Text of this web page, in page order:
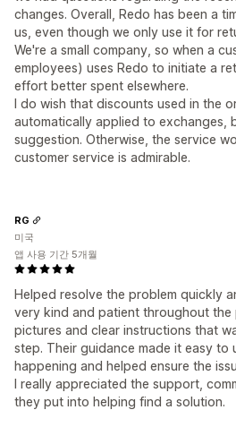
changes. Overall, Redo has been a
us, even though we only use it for
We're a small company, so when a
employees) uses Redo to initiate a
effort better spent elsewhere.
I do wish that discounts used in the
automatically applied to exchanges,
suggestion. Otherwise, the service
customer service is admirable.
Helped resolve the problem quickly
very kind and patient throughout
pictures and clear instructions that
step. Their guidance made it easy to
happening and helped ensure the
I really appreciated the support,
they put into helping find a solution.
RG
미국
앱 사용 기간 5개월